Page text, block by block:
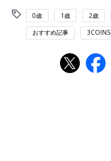
0歳 1歳 2歳
おすすめ記事 3COINS